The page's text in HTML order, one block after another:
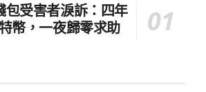
受害者淚訴：四年
幣，一夜歸零求助